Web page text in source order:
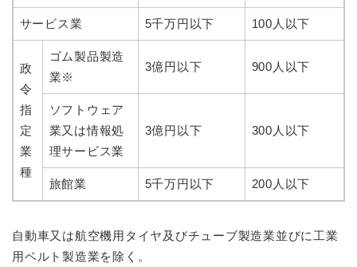
サービス業 5千万円以下 100人以下
政
令
指
定
業
種
ゴム製品製造
業※
3億円以下 900人以下
ソフトウェア
業又は情報処
理サービス業
3億円以下 300人以下
旅館業 5千万円以下 200人以下
自動車又は航空機用タイヤ及びチューブ製造業並びに工業
用ベルト製造業を除く。